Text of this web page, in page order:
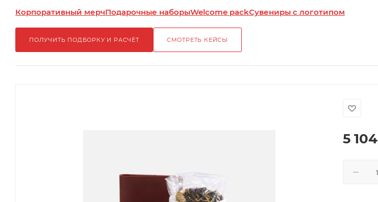
Корпоративный мерчПодарочные наборыWelcome packСувениры с логотипом
ПОЛУЧИТЬ ПОДБОРКУ И РАСЧЁТ СМОТРЕТЬ КЕЙСЫ
5 104